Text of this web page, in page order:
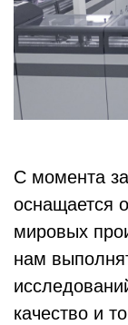
С момента
оснащается
мировых
нам
качество и